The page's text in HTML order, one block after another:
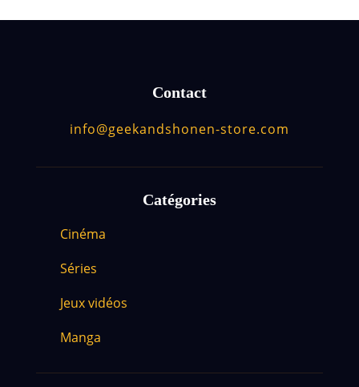
Contact
info@geekandshonen-store.com
Catégories
Cinéma
Séries
Jeux vidéos
Manga